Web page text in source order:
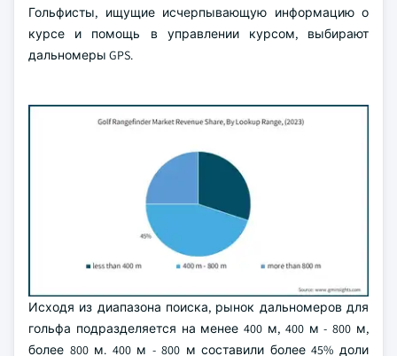
Гольфисты, ищущие исчерпывающую информацию о
курсе и помощь в управлении курсом, выбирают
дальномеры GPS.
Исходя из диапазона поиска, рынок дальномеров для
гольфа подразделяется на менее 400 м, 400 м - 800 м,
более 800 м. 400 м - 800 м составили более 45% доли